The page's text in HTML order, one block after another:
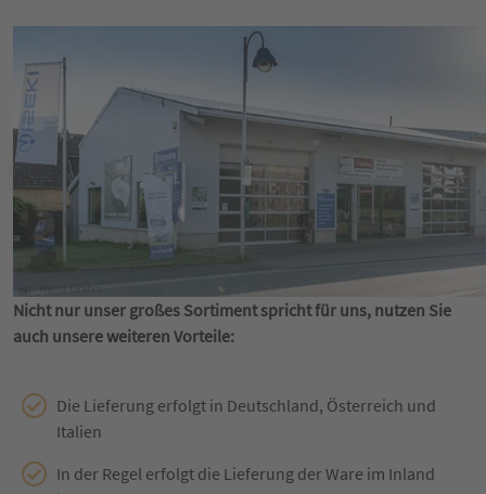
Nicht nur unser großes Sortiment spricht für uns, nutzen Sie
auch unsere weiteren Vorteile:
Die Lieferung erfolgt in Deutschland, Österreich und
Italien
In der Regel erfolgt die Lieferung der Ware im Inland